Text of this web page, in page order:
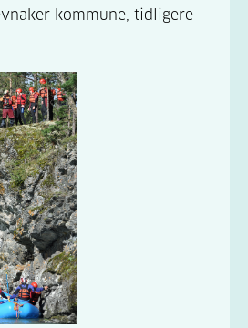
kommune, tidligere